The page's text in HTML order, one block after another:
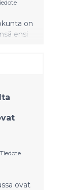
on
ensi
ovat
on
Tiedote
ovat